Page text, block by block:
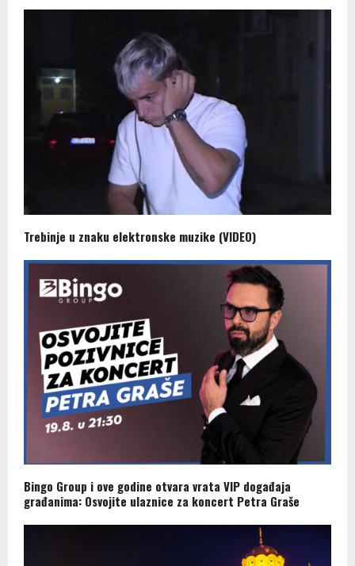
Trebinje u znaku elektronske muzike (VIDEO)
Bingo Group i ove godine otvara vrata VIP događaja
građanima: Osvojite ulaznice za koncert Petra Graše